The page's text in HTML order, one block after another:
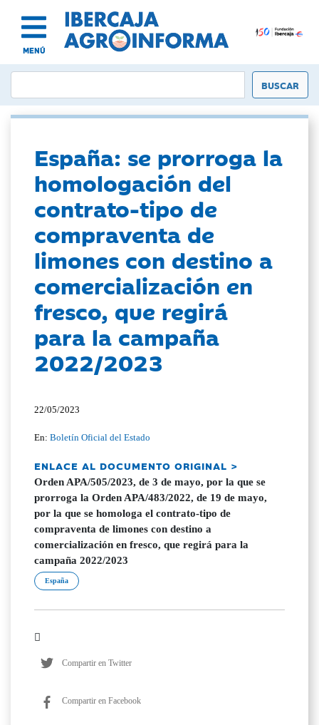
MENÚ
España: se prorroga la
homologación del
contrato-tipo de
compraventa de
limones con destino a
comercialización en
fresco, que regirá
para la campaña
2022/2023
22/05/2023
En:Boletín Oficial del Estado
ENLACE AL DOCUMENTO ORIGINAL >
Orden APA/505/2023, de 3 de mayo, por la que se
prorroga la Orden APA/483/2022, de 19 de mayo,
por la que se homologa el contrato-tipo de
compraventa de limones con destino a
comercialización en fresco, que regirá para la
campaña 2022/2023
España
Compartir en Twitter
Compartir en Facebook